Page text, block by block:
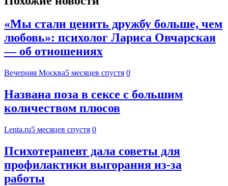
«Мы стали ценить дружбу больше, чем
любовь»: психолог Лариса Овчарская
— об отношениях
Вечерняя Москва5 месяцев спустя 0
Названа поза в сексе с большим
количеством плюсов
Lenta.ru5 месяцев спустя 0
Психотерапевт дала советы для
профилактики выгорания из-за
работы